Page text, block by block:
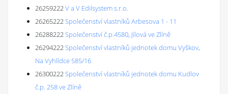
26259222V a V Edilsystem s.r.o.
26265222Společenství vlastníků Arbesova 1 - 11
26288222Společenství č.p.4580, Jílová ve Zlíně
26294222Společenství vlastníků jednotek domu Vyškov,
Na Vyhlídce 585/16
26300222Společenství vlastníků jednotek domu Kudlov
č.p. 258 ve Zlíně